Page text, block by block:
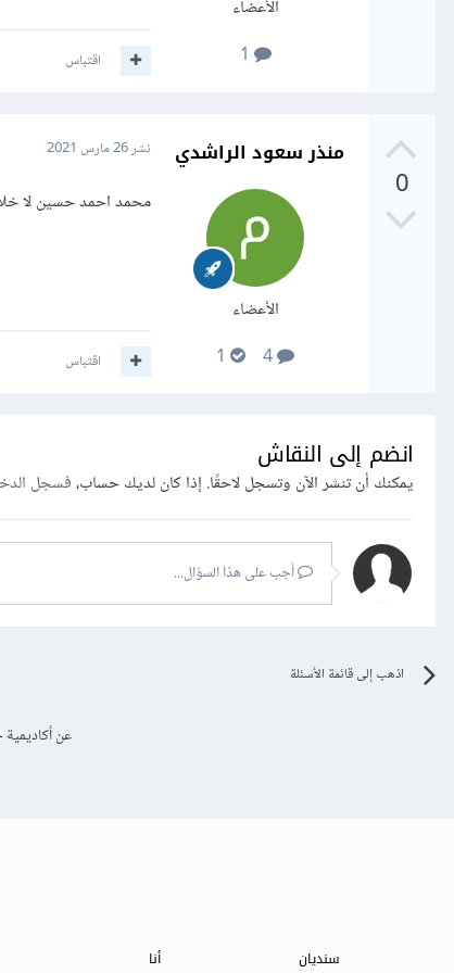
الأعضاء
اقتباس
0
منذر سعود الراشدي
الأعضاء
نشر26 مارس 2021
محمد احمد حسين لا
اقتباس
انضم إلى النقاش
يمكنك أن تنشر الآن وتسجل لاحقًا. إذا كان لديك حساب،فسجل
أجب على هذا السؤال...
اذهب إلى قائمة الأسئلة
عن